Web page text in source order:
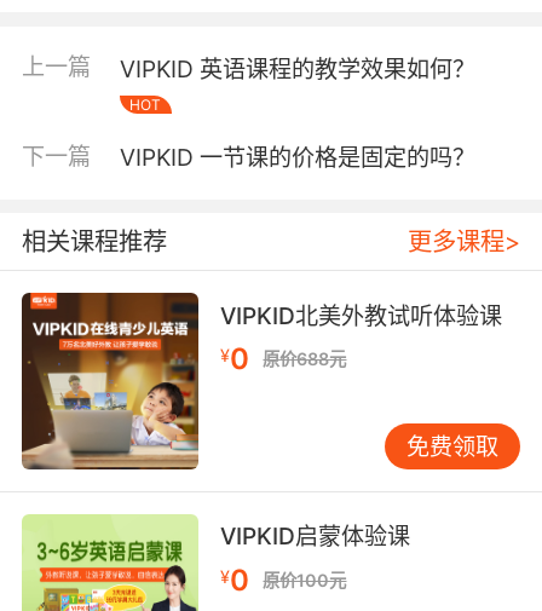
种高频次、短时间的学习模式，有助于孩子加深
记忆，将所学知识牢牢印在脑海里。 从实际教学
成果来看，许多在 VIPKID 学习的孩子，凭借每
节课积累的点滴进步，逐渐提升了英语听说能
力。他们在课堂上与外教的互动交流，虽时间有
津乐道，反复回味，不断强化学习效果。这也正
说明了 VIPKID 一节课的时间长度在助力孩子英
语成长道路上，发挥着恰到好处的作用。 三、家
长体验与反馈 对于家长来说，VIPKID 的课程时
长方便安排孩子的日常学习计划。家长无需担忧
课程时间过长占用孩子太多休息娱乐时间，也不
用担心时间太短学不到东西。忙碌的家长可以合
理规划，让孩子在碎片化时间里高效学习英语。
不少家长反馈，孩子在 VIPKID 一节课的学习
后，既满足了求知欲，又不会过于劳累。孩子总
是期待着下一节课的到来，这从侧面反映出课程
时长带来的良好学习体验。而且，家长在旁听过
上一篇 VIPKID 英语课程的教学效果如何？
HOT
下一篇 VIPKID 一节课的价格是固定的吗？
相关课程推荐 更多课程>
VIPKID北美外教试听体验课
¥0 原价688元
免费领取
VIPKID启蒙体验课
¥0 原价100元